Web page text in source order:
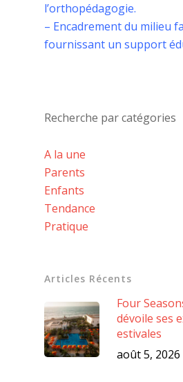
l’orthopédagogie.
– Encadrement du milieu
fournissant un support
Recherche par catégories
A la une
Parents
Enfants
Tendance
Pratique
Articles Récents
Four
dévoile ses
estivales
août 5, 2026